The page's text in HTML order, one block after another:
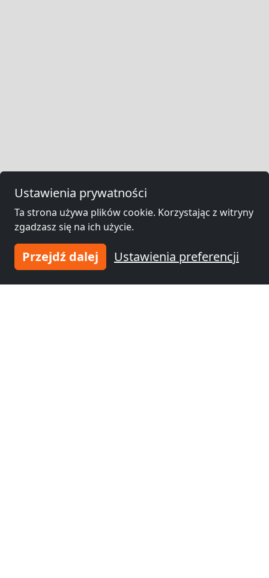
Ustawienia prywatności
Ta strona używa plików cookie. Korzystając z witryny
zgadzasz się na ich użycie.
Przejdź dalej Ustawienia preferencji